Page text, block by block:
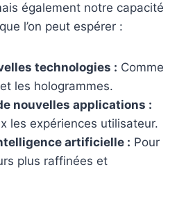
également notre capacité
l’on peut espérer :
technologies : Comme
les hologrammes.
nouvelles applications :
les expériences utilisateur.
artificielle : Pour
plus raffinées et